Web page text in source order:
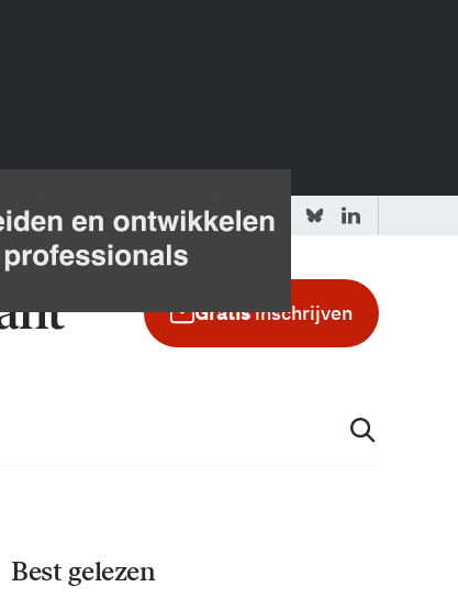
Adverteren in de GIC
Gratisinschrijven
Best gelezen